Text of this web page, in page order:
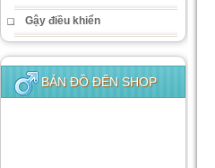
Gậy điều khiển
BẢN ĐỒ ĐẾN SHOP